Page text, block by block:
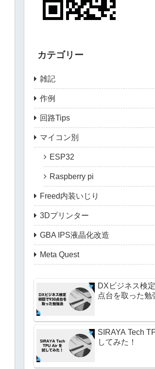
カテゴリー
雑記
作例
回路Tips
マイコン別
ESP32
Raspberry pi
Freed内装いじり
3Dプリンター
GBA IPS液晶化改造
Meta Quest
DXビジネス検
点台を取った勉
SIRAYA Tech
してみた！